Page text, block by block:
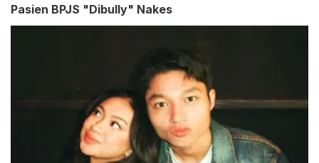
Pasien BPJS "Dibully" Nakes